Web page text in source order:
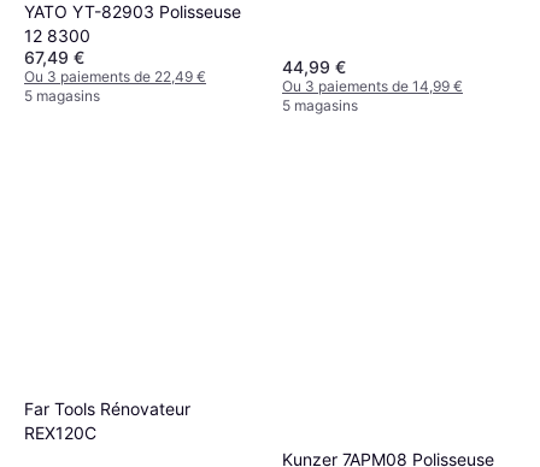
YATO YT-82903 Polisseuse
12 8300
67,49 €
Ou 3 paiements de 22,49 €
5 magasins
44,99 €
Ou 3 paiements de 14,99 €
5 magasins
Far Tools Rénovateur
REX120C
Kunzer 7APM08 Polisseuse